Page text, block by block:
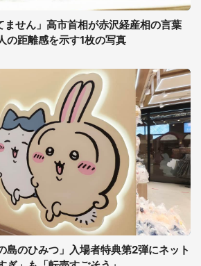
ません」高市首相が赤沢経産相の言葉
の距離感を示す1枚の写真
島のひみつ」入場者特典第2弾にネット